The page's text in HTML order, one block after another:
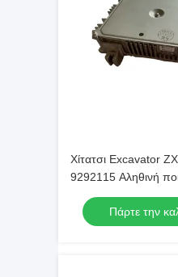
Χίτατσι Excavator
9292115 Αληθινή
πώληση
Πάρτε την